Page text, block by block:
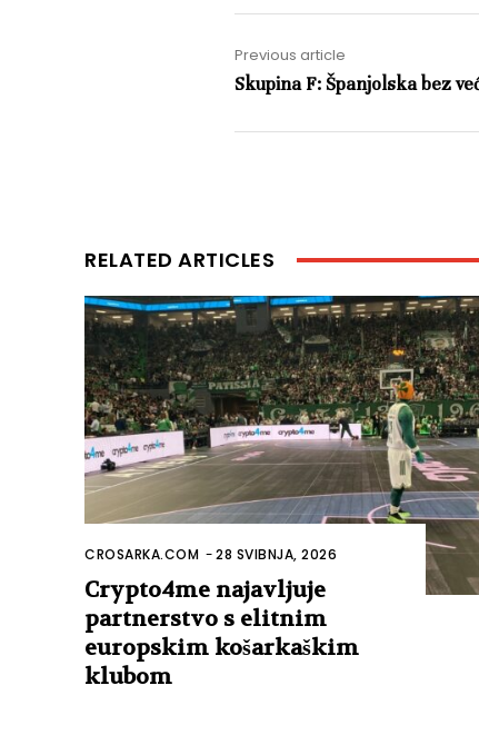
Previous article
Skupina F: Španjolska bez
RELATED ARTICLES
CROSARKA.COM -28 SVIBNJA, 2026
Crypto4me najavljuje
partnerstvo s elitnim
europskim košarkaškim
klubom